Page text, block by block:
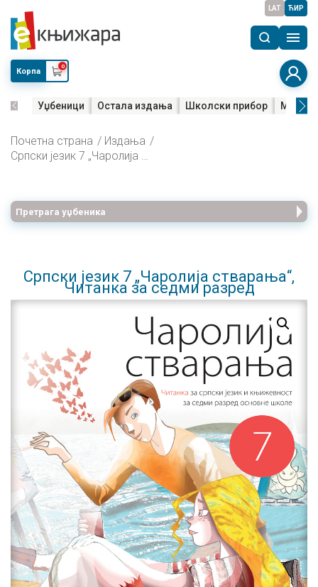
LAT ЋИР
Корпа
0
Уџбеници Остала издања Школски прибор Мала
Почетна страна
Издања
Српски језик 7 „Чаролија стварања“, Читанка за седми разред
Претрага уџбеника
Српски језик 7 „Чаролија стварања“,
Читанка за седми разред